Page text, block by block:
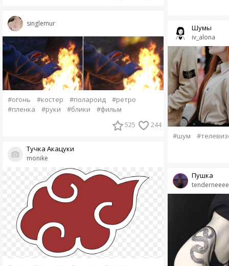
singlemur
#огонь #костер #полароид
#ретро
#пленка
#руки #блики #фильм
525 244
monike
Тучка Акацуки
iv_alona
Шумы
#шум
Пушка